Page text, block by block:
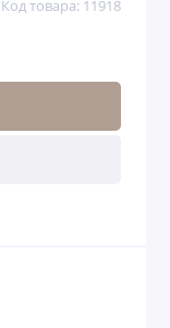
Код товара: 11918